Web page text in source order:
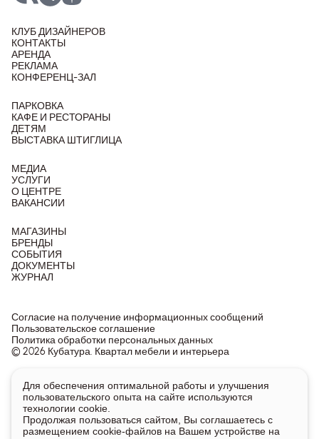
КЛУБ ДИЗАЙНЕРОВ
КОНТАКТЫ
АРЕНДА
РЕКЛАМА
КОНФЕРЕНЦ-ЗАЛ
ПАРКОВКА
КАФЕ И РЕСТОРАНЫ
ДЕТЯМ
ВЫСТАВКА ШТИГЛИЦА
МЕДИА
УСЛУГИ
О ЦЕНТРЕ
ВАКАНСИИ
МАГАЗИНЫ
БРЕНДЫ
СОБЫТИЯ
ДОКУМЕНТЫ
ЖУРНАЛ
© 2026 Кубатура. Квартал мебели и интерьера
Согласие на получение информационных сообщений
Пользовательское соглашение
Политика обработки персональных данных
Информация о товарах и ценах на сайте не является
публичной офертой, носит исключительно информационный
характер.
Для получения подробной информации о наличии и стоимости
указанных товаров и услуг напишите или позвоните нам.
Для обеспечения оптимальной работы и улучшения
пользовательского опыта на сайте используются
технологии cookie.
Продолжая пользоваться сайтом, Вы соглашаетесь с
размещением cookie-файлов на Вашем устройстве на